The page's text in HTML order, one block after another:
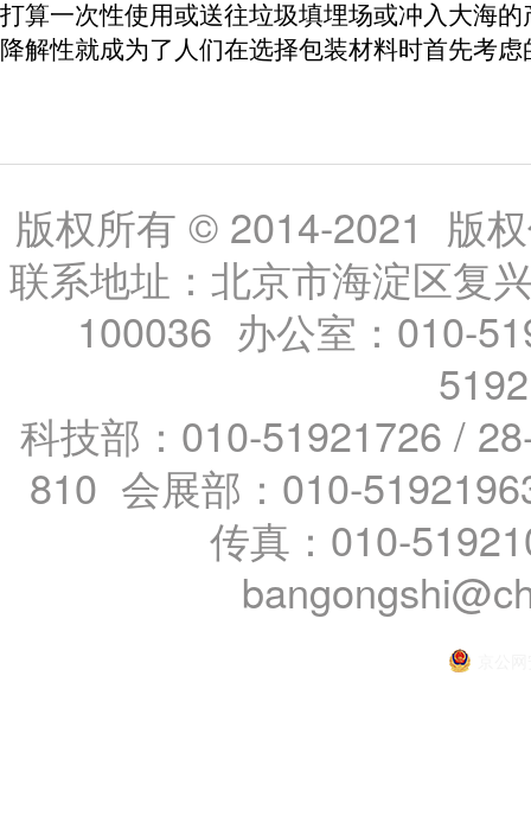
打算一次性使用或送往垃圾填埋场或冲入大海
降解性就成为了人们在选择包装材料时首先考
版权所有 © 2014-2021 版
联系地址：北京市海淀区复
100036 办公室：010-
科技部：010-51921726 /
810 会展部：010-
传真：010-